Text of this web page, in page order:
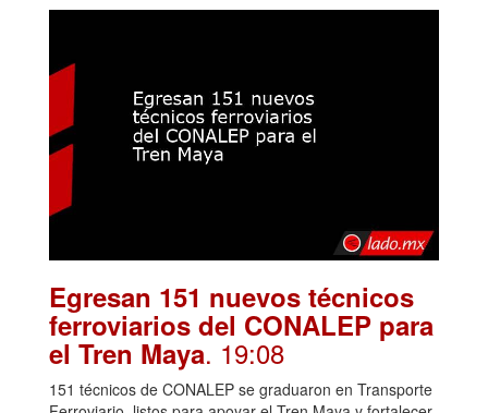
Egresan 151 nuevos técnicos
ferroviarios del CONALEP para
el Tren Maya. 19:08
151 técnicos de CONALEP se graduaron en Transporte